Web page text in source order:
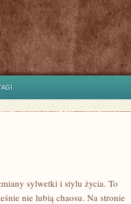
sylwetki i stylu życia. To
nie lubią chaosu. Na stronie